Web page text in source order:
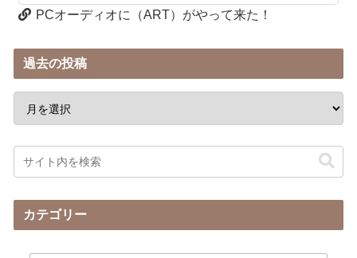
PCオーディオに（ART）がやって来た！
過去の投稿
カテゴリー